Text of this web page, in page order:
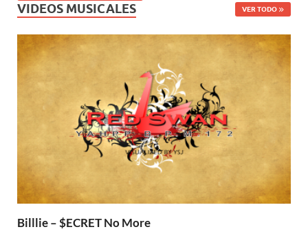
VIDEOS MUSICALES VER TODO
Billlie – $ECRET No More